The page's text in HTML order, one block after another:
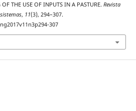
THE USE OF INPUTS IN A PASTURE. Revista
, 11(3), 294–307.
307